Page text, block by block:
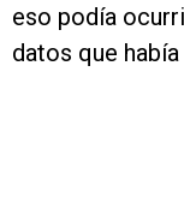
eso podía
datos que